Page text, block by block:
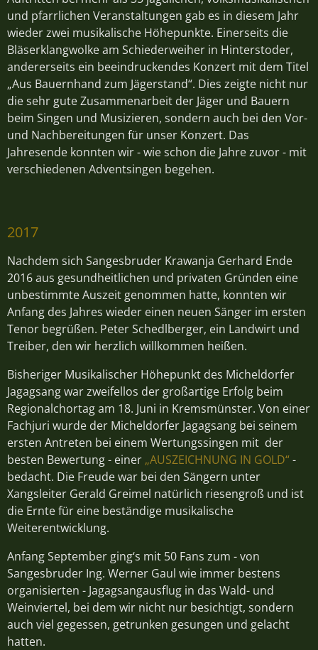
und pfarrlichen Veranstaltungen gab es in diesem Jahr
wieder zwei musikalische Höhepunkte. Einerseits die
Bläserklangwolke am Schiederweiher in Hinterstoder,
andererseits ein beeindruckendes Konzert mit dem Titel
„Aus Bauernhand zum Jägerstand“. Dies zeigte nicht nur
die sehr gute Zusammenarbeit der Jäger und Bauern
beim Singen und Musizieren, sondern auch bei den Vor-
und Nachbereitungen für unser Konzert. Das
Jahresende konnten wir - wie schon die Jahre zuvor - mit
verschiedenen Adventsingen begehen.
2017
Nachdem sich Sangesbruder Krawanja Gerhard Ende
2016 aus gesundheitlichen und privaten Gründen eine
unbestimmte Auszeit genommen hatte, konnten wir
Anfang des Jahres wieder einen neuen Sänger im ersten
Tenor begrüßen. Peter Schedlberger, ein Landwirt und
Treiber, den wir herzlich willkommen heißen.
Bisheriger Musikalischer Höhepunkt des Micheldorfer
Jagagsang war zweifellos der großartige Erfolg beim
Regionalchortag am 18. Juni in Kremsmünster. Von einer
Fachjuri wurde der Micheldorfer Jagagsang bei seinem
ersten Antreten bei einem Wertungssingen mit der
besten Bewertung - einer „AUSZEICHNUNG IN GOLD“-
bedacht. Die Freude war bei den Sängern unter
Xangsleiter Gerald Greimel natürlich riesengroß und ist
die Ernte für eine beständige musikalische
Weiterentwicklung.
Anfang September ging‘s mit 50 Fans zum - von
Sangesbruder Ing. Werner Gaul wie immer bestens
organisierten - Jagagsangausflug in das Wald- und
Weinviertel, bei dem wir nicht nur besichtigt, sondern
auch viel gegessen, getrunken gesungen und gelacht
hatten.